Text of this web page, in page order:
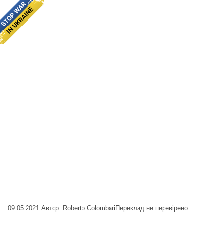
09.05.2021 Автор: Roberto Colombari Переклад не перевірено